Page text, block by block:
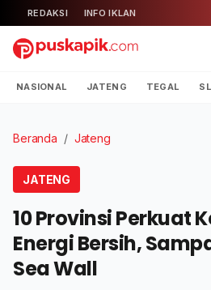
REDAKSI INFO IKLAN
NASIONAL JATENG TEGAL
Beranda / Jateng
JATENG
10 Provinsi Perkuat
Energi Bersih,
Sea Wall